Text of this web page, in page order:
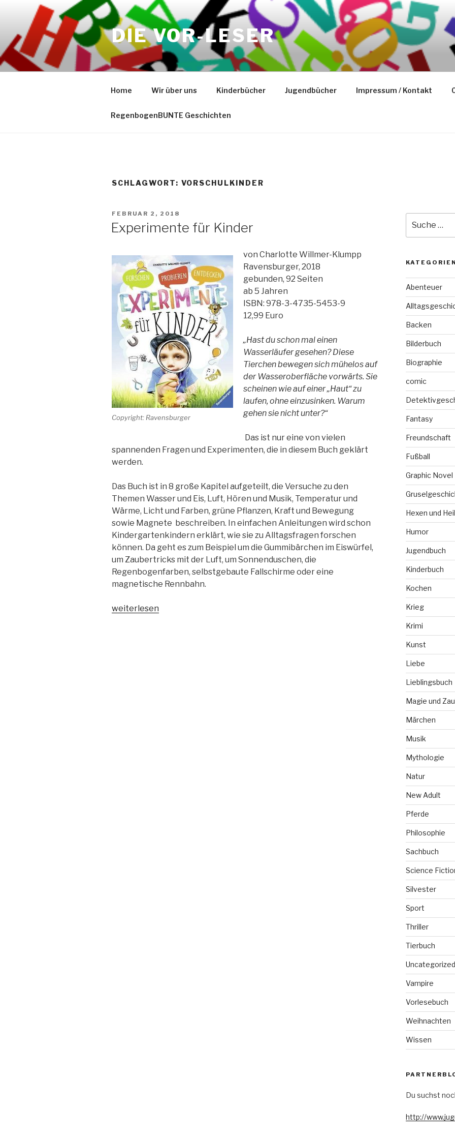
springen
DIE VOR-LESER
Home Wir über uns Kinderbücher Jugendbücher Impressum / Kontakt
RegenbogenBUNTE Geschichten
SCHLAGWORT: VORSCHULKINDER
VERÖFFENTLICHT
FEBRUAR 2, 2018
Experimente für Kinder
Copyright: Ravensburger
von Charlotte Willmer-Klumpp
Ravensburger, 2018
gebunden, 92 Seiten
ab 5 Jahren
ISBN: 978-3-4735-5453-9
12,99 Euro
„Hast du schon mal einen
Wasserläufer gesehen? Diese
Tierchen bewegen sich mühelos auf
der Wasseroberfläche vorwärts. Sie
scheinen wie auf einer „Haut“ zu
laufen, ohne einzusinken. Warum
gehen sie nicht unter?“
Das ist nur eine von vielen
spannenden Fragen und Experimenten, die in diesem Buch geklärt
werden.
Das Buch ist in 8 große Kapitel aufgeteilt, die Versuche zu den
Themen Wasser und Eis, Luft, Hören und Musik, Temperatur und
Wärme, Licht und Farben, grüne Pflanzen, Kraft und Bewegung
sowie Magnete beschreiben. In einfachen Anleitungen wird schon
Kindergartenkindern erklärt, wie sie zu Alltagsfragen forschen
können. Da geht es zum Beispiel um die Gummibärchen im Eiswürfel,
um Zaubertricks mit der Luft, um Sonnenduschen, die
Regenbogenfarben, selbstgebaute Fallschirme oder eine
magnetische Rennbahn.
„Experimente
weiterlesen
nach:
KATEGORIEN
Abenteuer
Backen
Bilderbuch
Biographie
comic
Fantasy
Freundschaft
Fußball
Graphic Novel
Hexen und
Humor
Jugendbuch
Kinderbuch
Kochen
Krieg
Krimi
Kunst
Liebe
Lieblingsbuch
Magie und
Märchen
Musik
Mythologie
Natur
New Adult
Pferde
Philosophie
Sachbuch
Science
Silvester
Sport
Thriller
Tierbuch
Uncategorized
Vampire
Vorlesebuch
Weihnachten
Wissen
Du suchst
http://